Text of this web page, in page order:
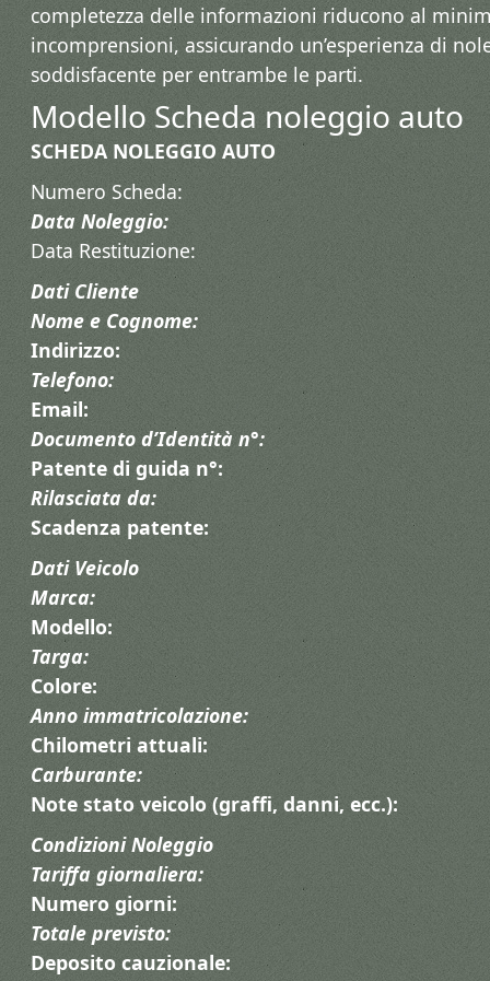
completezza delle informazioni riducono al
incomprensioni, assicurando un’esperienza di
soddisfacente per entrambe le parti.
Modello Scheda noleggio auto​
SCHEDA NOLEGGIO AUTO
Numero Scheda:
Data Noleggio:
Data Restituzione:
Dati Cliente
Nome e Cognome:
Indirizzo:
Telefono:
Email:
Documento d’Identità n°:
Patente di guida n°:
Rilasciata da:
Scadenza patente:
Dati Veicolo
Marca:
Modello:
Targa:
Colore:
Anno immatricolazione:
Chilometri attuali:
Carburante:
Note stato veicolo (graffi, danni, ecc.):
Condizioni Noleggio
Tariffa giornaliera:
Numero giorni:
Totale previsto:
Deposito cauzionale: